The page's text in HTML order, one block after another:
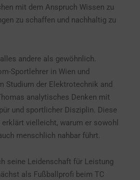
mit dem Anspruch Wissen zu
zu schaffen und nachhaltig zu
andere als gewöhnlich.
Sportlehrer in Wien und
Studium der Elektrotechnik and
analytisches Denken mit
und sportlicher Disziplin. Diese
vielleicht, warum er sowohl
menschlich nahbar führt.
seine Leidenschaft für Leistung
als Fußballprofi beim TC